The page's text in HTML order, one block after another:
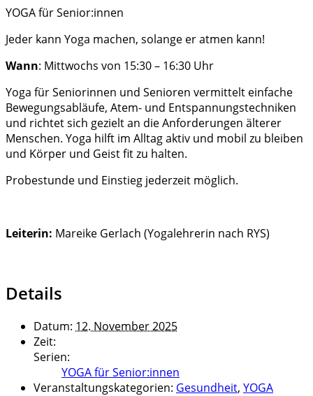
YOGA für Senior:innen
Jeder kann Yoga machen, solange er atmen kann!
Wann: Mittwochs von 15:30 – 16:30 Uhr
Yoga für Seniorinnen und Senioren vermittelt einfache
Bewegungsabläufe, Atem- und Entspannungstechniken
und richtet sich gezielt an die Anforderungen älterer
Menschen. Yoga hilft im Alltag aktiv und mobil zu bleiben
und Körper und Geist fit zu halten.
Probestunde und Einstieg jederzeit möglich.
Leiterin: Mareike Gerlach (Yogalehrerin nach RYS)
Details
Datum: 12. November 2025
Zeit:
Serien:
YOGA für Senior:innen
Veranstaltungskategorien: Gesundheit, YOGA